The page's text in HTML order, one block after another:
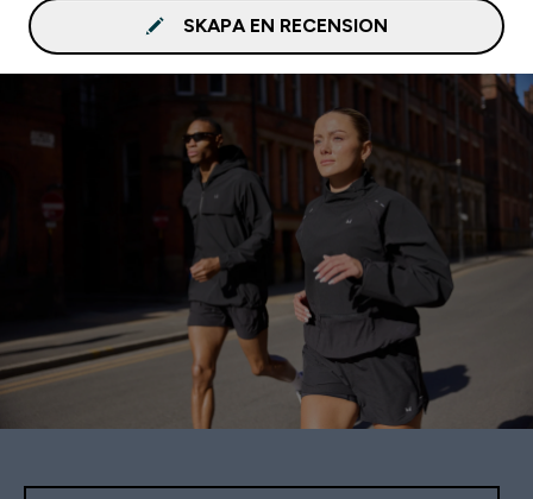
SKAPA EN RECENSION